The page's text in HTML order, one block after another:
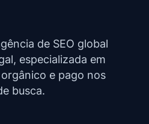
de SEO global
especializada em
e pago nos
busca.